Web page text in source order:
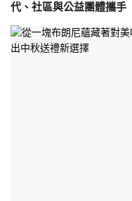
代、社區與公益團體攜